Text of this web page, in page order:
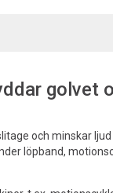
golvet
och minskar
löpband,